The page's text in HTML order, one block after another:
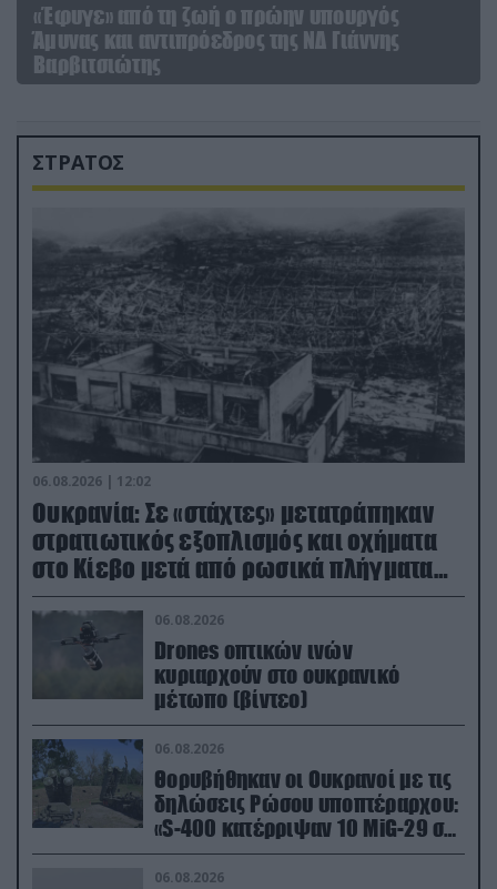
«Έφυγε» από τη ζωή ο πρώην υπουργός
Άμυνας και αντιπρόεδρος της ΝΔ Γιάννης
Βαρβιτσιώτης
ΣΤΡΑΤΟΣ
06.08.2026 | 12:02
Ουκρανία: Σε «στάχτες» μετατράπηκαν
στρατιωτικός εξοπλισμός και οχήματα
στο Κίεβο μετά από ρωσικά πλήγματα
(βίντεο)
06.08.2026
Drones οπτικών ινών
κυριαρχούν στο ουκρανικό
μέτωπο (βίντεο)
06.08.2026
Θορυβήθηκαν οι Ουκρανοί με τις
δηλώσεις Ρώσου υποπτέραρχου:
«S-400 κατέρριψαν 10 MiG-29 σε
μόλις μια μέρα!»
06.08.2026